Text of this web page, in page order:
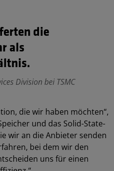
die
als
Division bei TSMC
die wir haben möchten“,
und das Solid-State-
wir an die Anbieter senden
bei dem wir den
uns für einen